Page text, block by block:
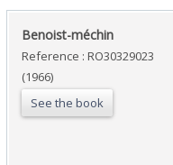
‎Benoist-méchin‎
Reference : RO30329023
(1966)
See the book